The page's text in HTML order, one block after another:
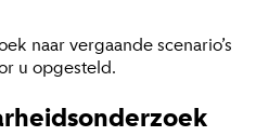
naar vergaande scenario’s
u opgesteld.